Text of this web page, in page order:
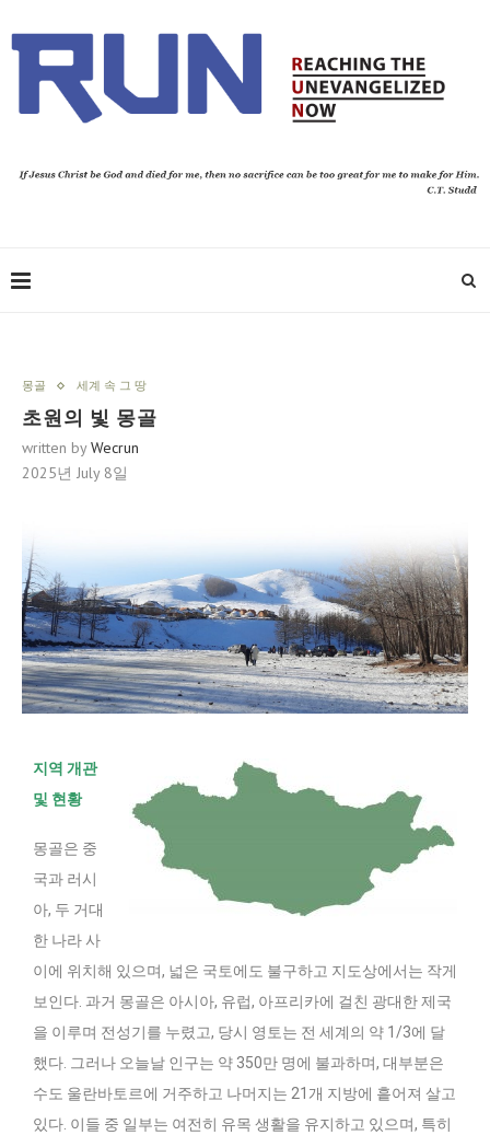
몽골 세계 속 그 땅
초원의 빛 몽골
written byWecrun
2025년 July 8일
지역 개관
및 현황
몽골은 중
국과 러시
아, 두 거대
한 나라 사
이에 위치해 있으며, 넓은 국토에도 불구하고 지도상에서는 작게
보인다. 과거 몽골은 아시아, 유럽, 아프리카에 걸친 광대한 제국
을 이루며 전성기를 누렸고, 당시 영토는 전 세계의 약 1/3에 달
했다. 그러나 오늘날 인구는 약 350만 명에 불과하며, 대부분은
수도 울란바토르에 거주하고 나머지는 21개 지방에 흩어져 살고
있다. 이들 중 일부는 여전히 유목 생활을 유지하고 있으며, 특히